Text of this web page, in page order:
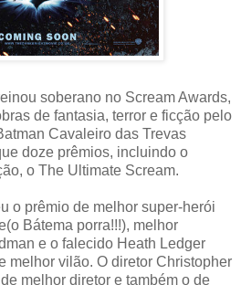
soberano no Scream Awards,
de fantasia, terror e ficção pelo
Cavaleiro das Trevas
doze prêmios, incluindo o
o The Ultimate Scream.
o prêmio de melhor super-herói
Bátema porra!!!), melhor
e o falecido Heath Ledger
melhor vilão. O diretor Christopher
melhor diretor e também o de